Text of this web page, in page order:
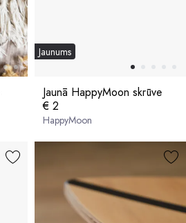
Jaunums
Jaunā HappyMoon skrūve
€ 2
HappyMoon